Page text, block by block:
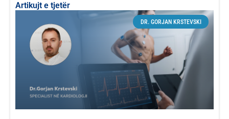
Artikujt e tjetër
DR. GORJAN KRSTEVSKI